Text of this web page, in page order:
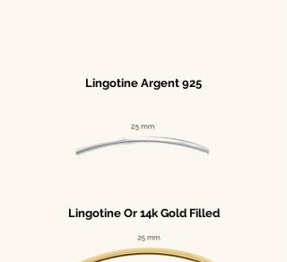
Lingotine Argent 925
Lingotine Or 14k Gold Filled